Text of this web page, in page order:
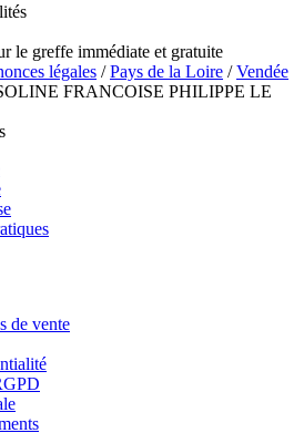
le greffe immédiate et gratuite
légales /Pays de la Loire /Vendée
FRANCOISE PHILIPPE LE
de vente